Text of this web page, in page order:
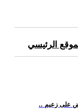
الرئيسي
على زعيم